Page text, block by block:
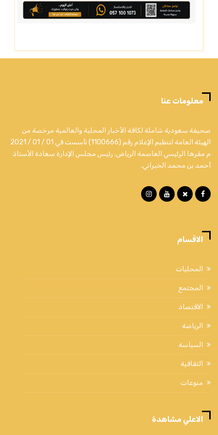
معلومات عنا
صحيفة سعودية شاملة لكافة الأخبار المحلية والعالمية مرخصة من
الهيئة العامة لتنظيم الإعلام رقم (1100666) تأسست في 01 / 01 / 2021
م مقرها الرئيسي العاصمة الرياض. رئيس مجلس الإدارة سعادة الأستاذ
أحمد بن محمد الخبراني.
الاقسام
المحليات
المجتمع
الاقتصاد
الرياضة
السياسة
الثقافية
منوعات
الاعلي مشاهدة